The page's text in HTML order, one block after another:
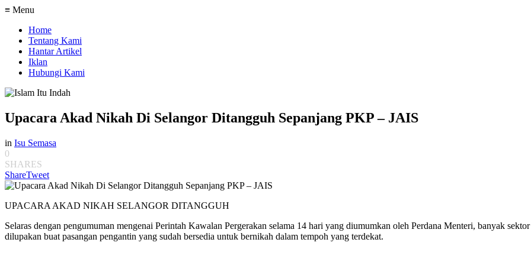
≡ Menu
Home
Tentang Kami
Hantar Artikel
Iklan
Hubungi Kami
Upacara Akad Nikah Di Selangor Ditangguh Sepanjang PKP – JAIS
in Isu Semasa
0
SHARES
ShareTweet
UPACARA AKAD NIKAH SELANGOR DITANGGUH
Selaras dengan pengumuman mengenai Perintah Kawalan Pergerakan selama 14 hari yang diumumkan oleh Perdana Menteri, banyak
dilupakan buat pasangan pengantin yang sudah bersedia untuk bernikah dalam tempoh yang terdekat.